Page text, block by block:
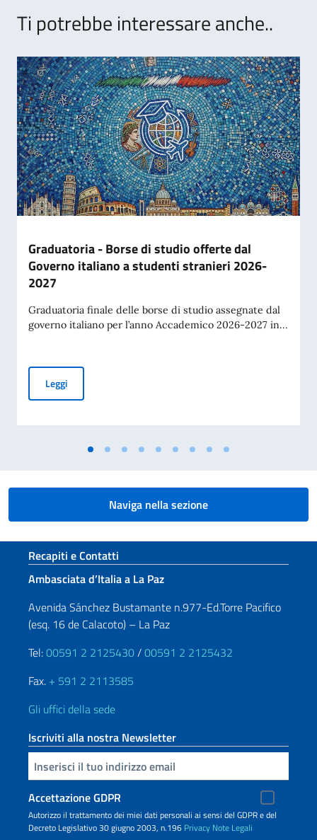
Ti potrebbe interessare anche..
Graduatoria - Borse di studio offerte dal
Governo italiano a studenti stranieri 2026-
2027
Graduatoria finale delle borse di studio assegnate dal
governo italiano per l’anno Accademico 2026-2027 in...
LeggiGraduatoria - Borse di studio offerte dal Governo italiano
Naviga nella sezione
Sezione footer
Recapiti e Contatti
Ambasciata d’Italia a La Paz
Avenida Sánchez Bustamante n.977-Ed.Torre Pacifico
(esq. 16 de Calacoto) – La Paz
Tel:00591 2 2125430/00591 2 2125432
Fax. + 591 2 2113585
Gli uffici della sede
Iscriviti alla nostra Newsletter
Inserisci la tua email
Accettazione GDPR
Autorizzo il trattamento dei miei dati personali ai sensi del GDPR e del
Decreto Legislativo 30 giugno 2003, n.196 Privacy Note Legali